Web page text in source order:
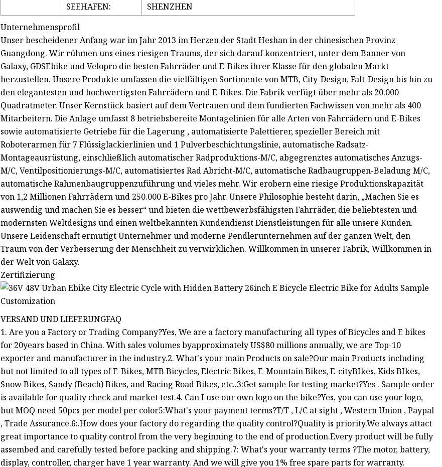
SEEHAFEN:
SHENZHEN
Unternehmensprofil
Unser bescheidener Anfang war im Jahr 2013 im Herzen der Stadt Heshan in der chinesischen Provinz
Guangdong. Wir rühmen uns eines riesigen Traums, der sich darauf konzentriert, unter dem Banner von
Galaxy, GDSEbike und Velopro die besten Fahrräder und E-Bikes ihrer Klasse für den globalen Markt
herzustellen. Unsere Produkte umfassen die vielfältigen Sortimente von MTB, City-Design, Falt-Design bis hin zu
den elegantesten und hochwertigsten Fahrrädern und E-Bikes. Die Fabrik verfügt über mehr als 20.000
Quadratmeter. Unser Kernstück basiert auf dem Vertrauen und dem fundierten Fachwissen von mehr als 400
Mitarbeitern. Die Anlage umfasst 8 betriebsbereite Montagelinien für alle Arten von Fahrrädern und E-Bikes
sowie automatisierte Getriebe für die Lagerung , automatisierte Palettierer, spezieller Bereich mit
Roboterarmen für 7 Flüssiglackierlinien und 1 Pulverbeschichtungslinie, automatische Radsatz-
Montageausrüstung, einschließlich automatischer Radproduktions-M/C, abgegrenztes automatisches Anzugs-
M/C, Ventilpositionierungs-M/C, automatisiertes Rad Abricht-M/C, automatische Radbaugruppen-Beladung M/C,
automatische Rahmenbaugruppenzuführung und vieles mehr. Wir erobern eine riesige Produktionskapazität
von 1,2 Millionen Fahrrädern und 250.000 E-Bikes pro Jahr. Unsere Philosophie besteht darin, „Machen Sie es
auswendig und machen Sie es besser“ und bieten die wettbewerbsfähigsten Fahrräder, die beliebtesten und
modernsten Weltdesigns und einen weltbekannten Kundendienst Dienstleistungen für alle unsere Kunden.
Unsere Leidenschaft ermutigt Unternehmer und moderne Pendlerunternehmen auf der ganzen Welt, den
Traum von der Verbesserung der Menschheit zu verwirklichen. Willkommen in unserer Fabrik, Willkommen in
der Welt von Galaxy.
Zertifizierung
VERSAND UND LIEFERUNGFAQ
1. Are you a Factory or Trading Company?Yes, We are a factory manufacturing all types of Bicycles and E bikes
for 20years based in China. With sales volumes byapproximately US$80 millions annually, we are Top-10
exporter and manufacturer in the industry.2. What's your main Products on sale?Our main Products including
but not limited to all types of E-Bikes, MTB Bicycles, Electric Bikes, E-Mountain Bikes, E-cityBIkes, Kids BIkes,
Snow Bikes, Sandy (Beach) Bikes, and Racing Road Bikes, etc..3:Get sample for testing market?Yes . Sample order
is available for quality check and market test.4. Can I use our own logo on the bike?Yes, you can use your logo,
but MOQ need 50pcs per model per color5:What's your payment terms?T/T , L/C at sight , Western Union , Paypal
, Trade Assurance.6:.How does your factory do regarding the quality control?Quality is priority.We always attact
great importance to quality control from the very beginning to the end of production.Every product will be fully
assembed and carefully tested before packing and shipping.7: What's your warranty terms ?The motor, battery,
display, controller, charger have 1 year warranty. And we will give you 1% free spare parts for warranty.